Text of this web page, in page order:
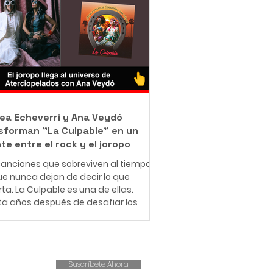
como barrendero en las calles de
con una misión que resume en
"Bendecido para bendecir".
muy pequeño, Leonardo entendió
significa enfrentar dificultades
Creció en una familia de
r
Echeverri y Ana Veydó
"La Culpable" en un
entre el rock y el joropo
que sobreviven al tiempo
nunca dejan de decir lo que
La Culpable es una de ellas.
años después de desafiar los
por la voz indómita de Ana
Suscríbete Ahora